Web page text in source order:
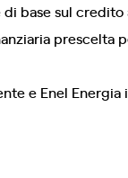
base sul credito
prescelta
e Enel